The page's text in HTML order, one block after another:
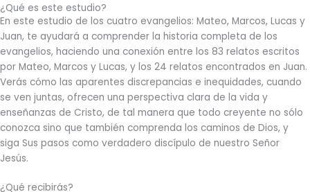
¿Qué es este estudio?
En este estudio de los cuatro evangelios: Mateo, Marcos, Lucas y
Juan, te ayudará a comprender la historia completa de los
evangelios, haciendo una conexión entre los 83 relatos escritos
por Mateo, Marcos y Lucas, y los 24 relatos encontrados en Juan.
Verás cómo las aparentes discrepancias e inequidades, cuando
se ven juntas, ofrecen una perspectiva clara de la vida y
enseñanzas de Cristo, de tal manera que todo creyente no sólo
conozca sino que también comprenda los caminos de Dios, y
siga Sus pasos como verdadero discípulo de nuestro Señor
Jesús.
¿Qué recibirás?